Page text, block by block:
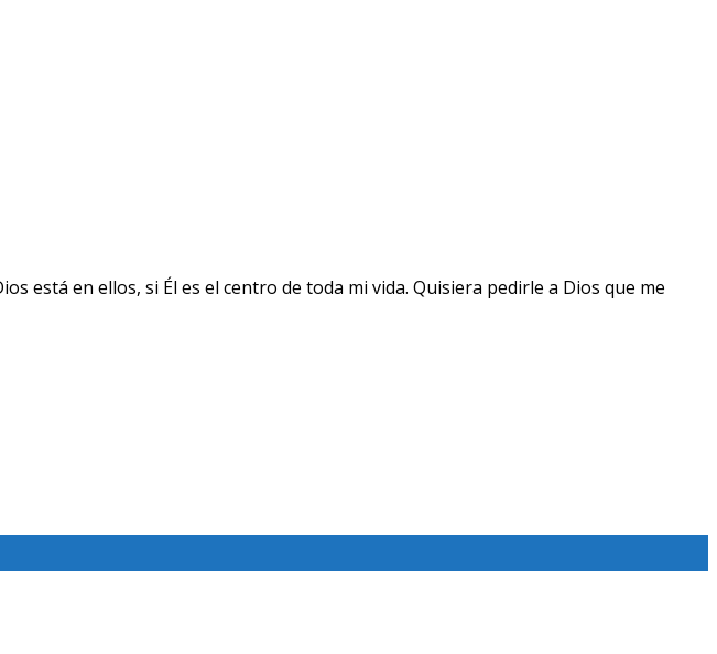
está en ellos, si Él es el centro de toda mi vida. Quisiera pedirle a Dios que me